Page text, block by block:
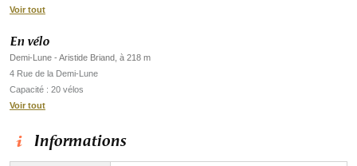
Voir tout
En vélo
Demi-Lune - Aristide Briand, à 218 m
4 Rue de la Demi-Lune
Capacité : 20 vélos
Voir tout
Informations